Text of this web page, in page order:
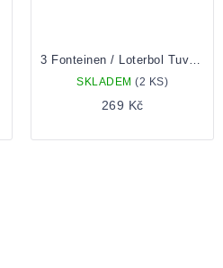
SKLADEM (2 KS)
269 Kč